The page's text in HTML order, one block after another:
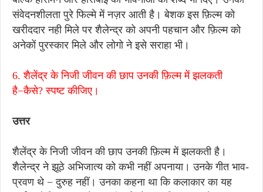
संवेदनशीलता पुरे फिल्मे में नज़र आती है। बेशक इस फ़िल्म को
खरीददार नही मिले पर शैलेन्द्र को अपनी पहचान और फ़िल्म को
अनेकों पुरस्कार मिले और लोगो ने इसे सराहा भी।
6. शैलेंद्र के निजी जीवन की छाप उनकी फ़िल्म में झलकती
है−कैसे? स्पष्ट कीजिए।
उत्तर
शैलेंद्र के निजी जीवन की छाप उनकी फ़िल्म में झलकती है।
शैलेन्द्र ने झूठे अभिजात्य को कभी नहीं अपनाया। उनके गीत भाव-
प्रवण थे − दुरुह नहीं। उनका कहना था कि कलाकार का यह